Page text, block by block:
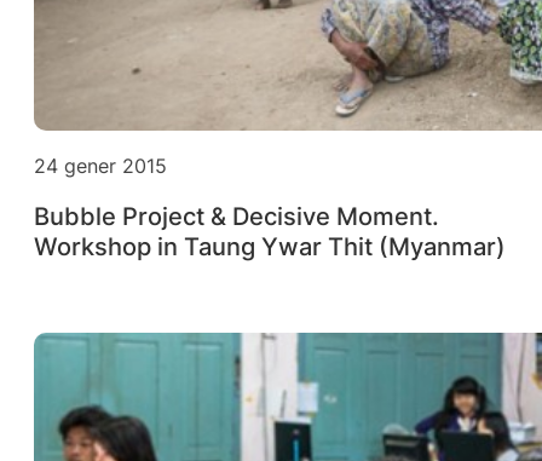
24 gener 2015
Bubble Project & Decisive Moment.
Workshop in Taung Ywar Thit (Myanmar)